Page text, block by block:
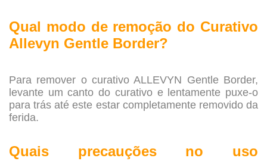
Qual modo de remoção do Curativo
Allevyn Gentle Border?
Para remover o curativo ALLEVYN Gentle Border,
levante um canto do curativo e lentamente puxe-o
para trás até este estar completamente removido da
ferida.
Quais precauções no uso